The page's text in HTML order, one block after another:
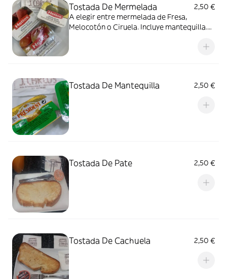
Tostada De Mermelada
2,50 €
A elegir entre mermelada de Fresa,
Melocotón o Ciruela. Incluye mantequilla.
Tostada De Mantequilla 2,50 €
Tostada De Pate 2,50 €
Tostada De Cachuela 2,50 €